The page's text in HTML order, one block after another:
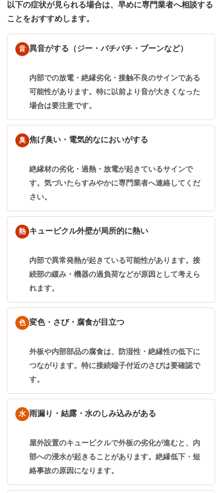
以下の症状が見られる場合は、早めに専門業者へ相談する
ことをおすすめします。
音 異音がする（ジー・バチバチ・ブーンなど）
内部での放電・絶縁劣化・接触不良のサインである
可能性があります。特に以前より音が大きくなった
場合は要注意です。
臭 焦げ臭い・電気的なにおいがする
絶縁材の劣化・過熱・放電が起きているサインで
す。気づいたらすみやかに専門業者へ連絡してくだ
さい。
熱 キュービクル外壁が局所的に熱い
内部で異常発熱が起きている可能性があります。接
続部の緩み・機器の過負荷などが原因として考えら
れます。
色 変色・さび・腐食が目立つ
外板や内部部品の腐食は、防湿性・絶縁性の低下に
つながります。特に接続端子付近のさびは要確認で
す。
水 雨漏り・結露・水のしみ込みがある
屋外設置のキュービクルで外板の劣化が進むと、内
部への浸水が起きることがあります。絶縁低下・短
絡事故の原因になります。